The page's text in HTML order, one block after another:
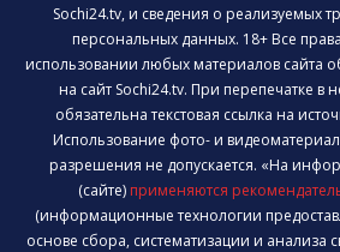
Sochi24.tv, и сведения о реализуемых
персональных данных. 18+ Все
использовании любых материалов сайта
на сайт Sochi24.tv. При перепечатке в
обязательна текстовая ссылка на
Использование фото- и
разрешения не допускается. «На
(сайте) применяются
(информационные технологии
основе сбора, систематизации и анализа